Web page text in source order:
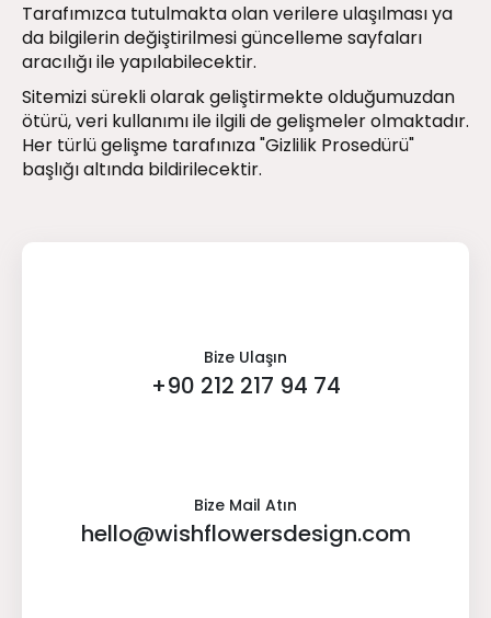
Tarafımızca tutulmakta olan verilere ulaşılması ya
da bilgilerin değiştirilmesi güncelleme sayfaları
aracılığı ile yapılabilecektir.
Sitemizi sürekli olarak geliştirmekte olduğumuzdan
ötürü, veri kullanımı ile ilgili de gelişmeler olmaktadır.
Her türlü gelişme tarafınıza "Gizlilik Prosedürü"
başlığı altında bildirilecektir.
Bize Ulaşın
+90 212 217 94 74
Bize Mail Atın
hello@wishflowersdesign.com